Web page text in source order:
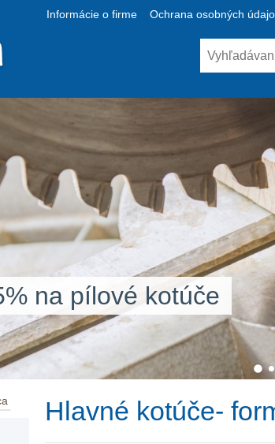
Informácie o firme Ochrana osobných
na pílové kotúče
Hlavné kotúče-